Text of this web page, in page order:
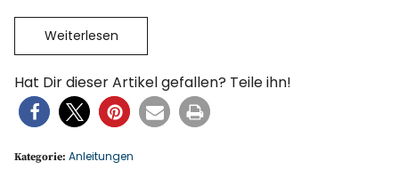
Weiterlesen
Hat Dir dieser Artikel gefallen? Teile ihn!
Kategorie:Anleitungen